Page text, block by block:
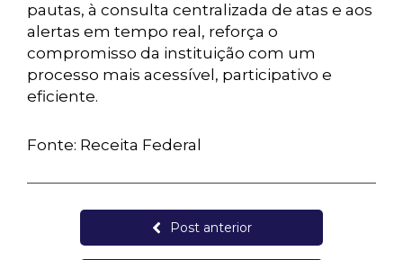
pautas, à consulta centralizada de atas e aos
alertas em tempo real, reforça o
compromisso da instituição com um
processo mais acessível, participativo e
eficiente.
Fonte: Receita Federal
Post anterior